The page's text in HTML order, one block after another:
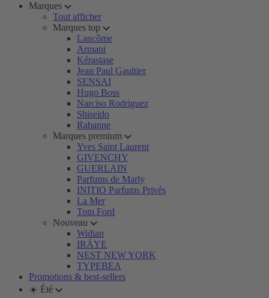
Marques
Tout afficher
Marques top
Lancôme
Armani
Kérastase
Jean Paul Gaultier
SENSAI
Hugo Boss
Narciso Rodriguez
Shiseido
Rabanne
Marques premium
Yves Saint Laurent
GIVENCHY
GUERLAIN
Parfums de Marly
INITIO Parfums Privés
La Mer
Tom Ford
Nouveau
Widian
IRÄYE
NEST NEW YORK
TYPEBEA
Promotions & best-sellers
☀️ Été